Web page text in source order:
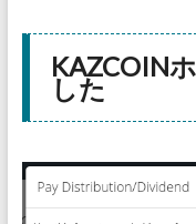
KAZCOIN
した